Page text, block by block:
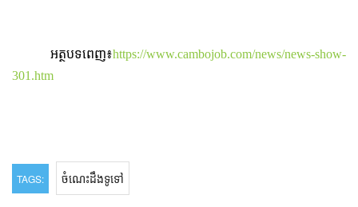
អត្ថបទពេញ៖https://www.cambojob.com/news/news-show-
301.htm
TAGS: ចំណេះដឹងទូទៅ